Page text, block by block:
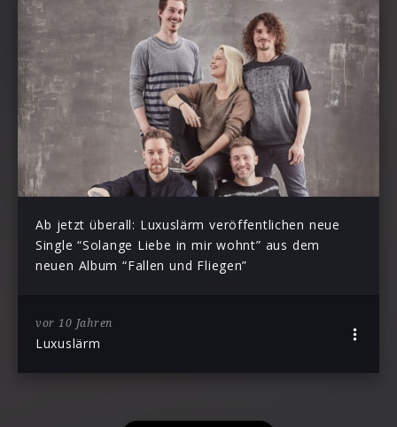
Ab jetzt überall: Luxuslärm veröffentlichen neue
Single “Solange Liebe in mir wohnt” aus dem
neuen Album “Fallen und Fliegen”
vor 10 Jahren
Luxuslärm